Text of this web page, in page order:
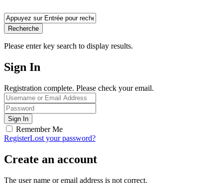
Recherche
Please enter key search to display results.
Sign In
Registration complete. Please check your email.
Remember Me
RegisterLost your password?
Create an account
The user name or email address is not correct.